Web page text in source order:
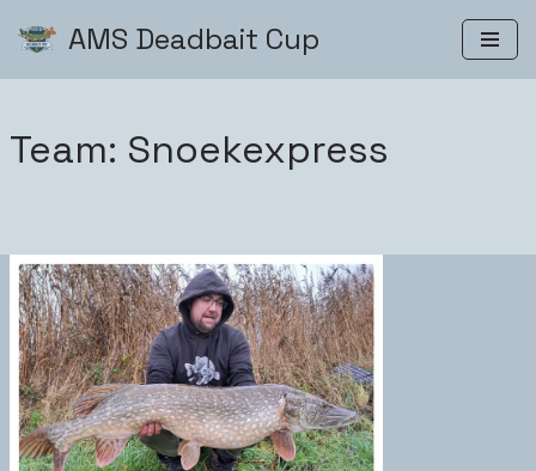
AMS Deadbait Cup
Team: Snoekexpress